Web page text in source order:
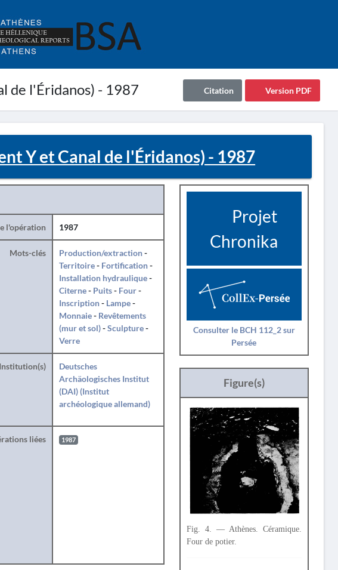
de l'Éridanos) - 1987 Version PDF
Citation
Y et Canal de l'Éridanos) - 1987
l'opération 1987
Mots-clés Production/extraction-
Territoire- Fortification-
Installation hydraulique-
Citerne- Puits- Four-
Inscription- Lampe-
Monnaie- Revêtements
(mur et sol)-Sculpture-
Verre
Institution(s)
Deutsches
Archäologisches Institut
(DAI) (Institut
archéologique allemand)
liées 1987
Projet
Chronika
Consulter le BCH 112_2 sur
Persée
Figure(s)
Fig. 4. — Athènes. Céramique.
Four de potier.